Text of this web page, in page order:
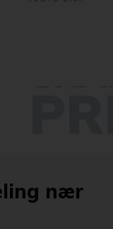
nær